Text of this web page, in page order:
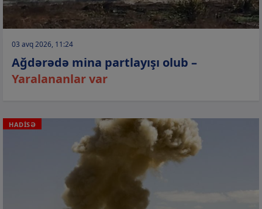
03 avq 2026, 11:24
Ağdərədə mina partlayışı olub –
Yaralananlar var
HADİSƏ